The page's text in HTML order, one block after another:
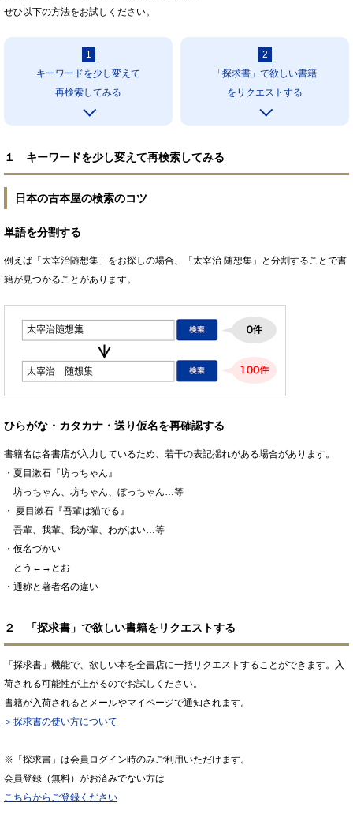
ぜひ以下の方法をお試しください。
1
キーワードを少し変えて
再検索してみる
2
「探求書」で欲しい書籍
をリクエストする
１ キーワードを少し変えて再検索してみる
日本の古本屋の検索のコツ
単語を分割する
例えば「太宰治随想集」をお探しの場合、「太宰治 随想集」と分割することで書
籍が見つかることがあります。
ひらがな・カタカナ・送り仮名を再確認する
書籍名は各書店が入力しているため、若干の表記揺れがある場合があります。
・夏目漱石『坊っちゃん』
坊っちゃん、坊ちゃん、ぼっちゃん…等
・ 夏目漱石『吾輩は猫でる』
吾輩、我輩、我が輩、わがはい…等
・仮名づかい
とう←→とお
・通称と著者名の違い
２ 「探求書」で欲しい書籍をリクエストする
「探求書」機能で、欲しい本を全書店に一括リクエストすることができます。入
荷される可能性が上がるのでお試しください。
書籍が入荷されるとメールやマイページで通知されます。
＞探求書の使い方について
※「探求書」は会員ログイン時のみご利用いただけます。
会員登録（無料）がお済みでない方は
こちらからご登録ください